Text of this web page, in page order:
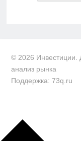
© 2026 Инвестиции.
анализ рынка
Поддержка: 73q.ru